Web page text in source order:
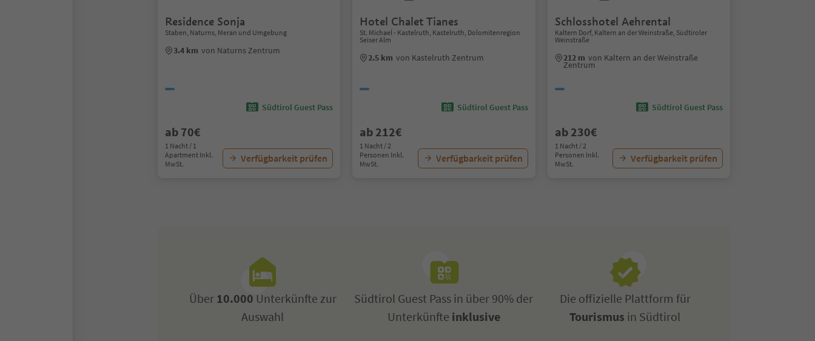
Residence Sonja
Staben, Naturns, Meran und Umgebung
3.4 km von Naturns Zentrum
Südtirol Guest Pass
ab 70€
1 Nacht / 1
Apartment Inkl.
MwSt.
Verfügbarkeit prüfen
Hotel Chalet Tianes
St. Michael - Kastelruth, Kastelruth, Dolomitenregion
Seiser Alm
2.5 km von Kastelruth Zentrum
Südtirol Guest Pass
ab 212€
1 Nacht / 2
Personen Inkl.
MwSt.
Verfügbarkeit prüfen
Schlosshotel Aehrental
Kaltern Dorf, Kaltern an der Weinstraße, Südtiroler
Weinstraße
212 m von Kaltern an der Weinstraße
Zentrum
Südtirol Guest Pass
ab 230€
1 Nacht / 2
Personen Inkl.
MwSt.
Verfügbarkeit prüfen
Über10.000 Unterkünfte zur
Auswahl
Südtirol Guest Pass in über 90% der
Unterkünfte inklusive
Die offizielle Plattform für
Tourismus in Südtirol